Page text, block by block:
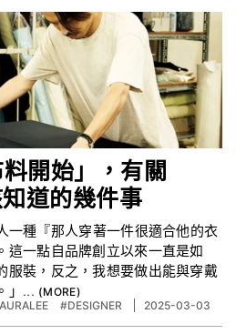
料開始」，有關
道的幾件事
一種『那人穿著一件很適合他的衣
這一點自品牌創立以來一直是如
服裝，反之，我想要做出能與穿戴
」...
#DESIGNER 2025-03-03